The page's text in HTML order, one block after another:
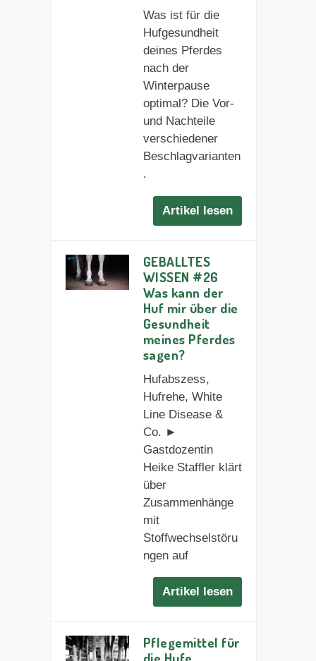
Was ist für die
Hufgesundheit
deines Pferdes
nach der
Winterpause
optimal? Die Vor-
und Nachteile
verschiedener
Beschlagvarianten
.
Artikel lesen
GEBALLTES
WISSEN #26
Was kann der
Huf mir über die
Gesundheit
meines Pferdes
sagen?
Hufabszess,
Hufrehe, White
Line Disease &
Co. ►
Gastdozentin
Heike Staffler klärt
über
Zusammenhänge
mit
Stoffwechselstöru
ngen auf
Artikel lesen
Pflegemittel für